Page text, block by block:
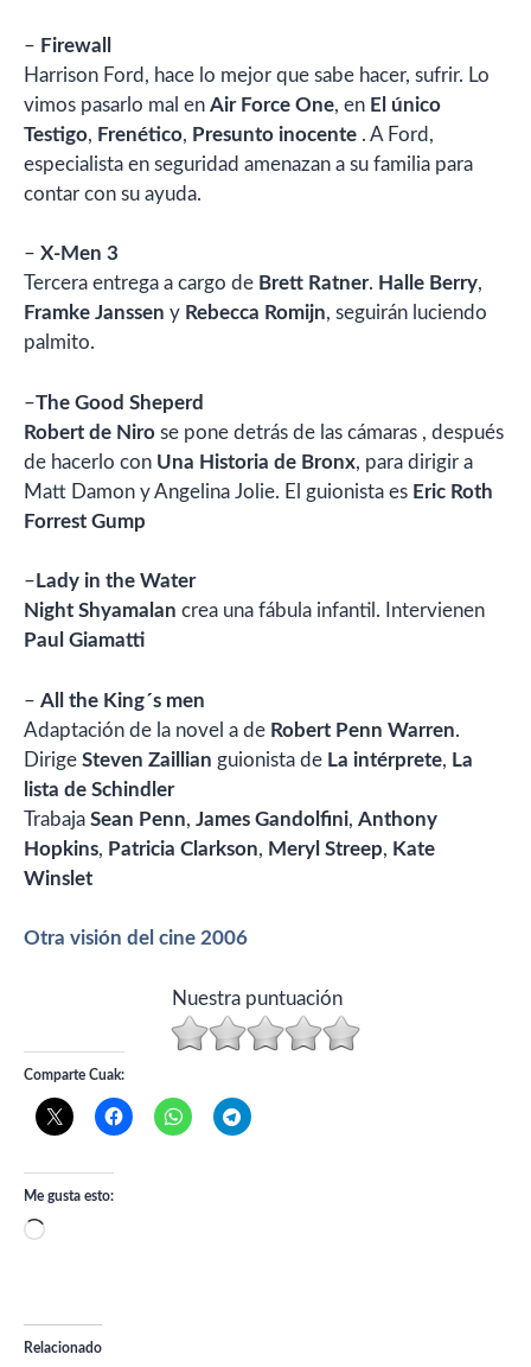
– Firewall
Harrison Ford, hace lo mejor que sabe hacer, sufrir. Lo
vimos pasarlo mal en Air Force One, en El único
Testigo, Frenético, Presunto inocente . A Ford,
especialista en seguridad amenazan a su familia para
contar con su ayuda.
– X-Men 3
Tercera entrega a cargo de Brett Ratner. Halle Berry,
Framke Janssen y Rebecca Romijn, seguirán luciendo
palmito.
–The Good Sheperd
Robert de Niro se pone detrás de las cámaras , después
de hacerlo con Una Historia de Bronx, para dirigir a
Matt Damon y Angelina Jolie. El guionista es Eric Roth
Forrest Gump
– Lady in the Water
Night Shyamalan crea una fábula infantil. Intervienen
Paul Giamatti
– All the King´s men
Adaptación de la novel a de Robert Penn Warren.
Dirige Steven Zaillian guionista de La intérprete, La
lista de Schindler
Trabaja Sean Penn, James Gandolfini, Anthony
Hopkins, Patricia Clarkson, Meryl Streep, Kate
Winslet
Otra visión del cine 2006
Nuestra puntuación
Comparte Cuak:
Me gusta esto:
Cargando...
Relacionado